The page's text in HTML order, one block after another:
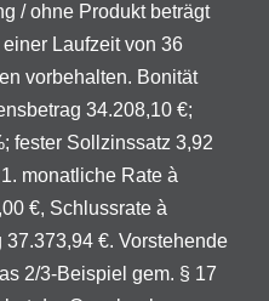
/ ohne Produkt beträgt
Laufzeit von 36
vorbehalten. Bonität
34.208,10 €;
fester Sollzinssatz 3,92
monatliche Rate à
€, Schlussrate à
37.373,94 €. Vorstehende
2/3-Beispiel gem. § 17